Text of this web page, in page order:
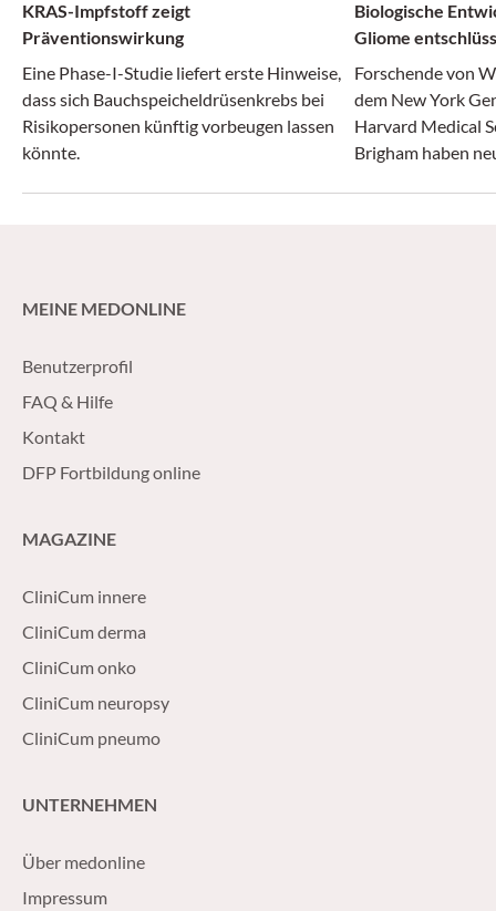
KRAS-Impfstoff zeigt
Präventionswirkung
Eine Phase-I-Studie liefert erste Hinweise,
dass sich Bauchspeicheldrüsenkrebs bei
Risikopersonen künftig vorbeugen lassen
könnte.
Biologische
Gliome
Forschende von
dem New York
Harvard Medical
Brigham haben
MEINE MEDONLINE
Benutzerprofil
FAQ & Hilfe
Kontakt
DFP Fortbildung online
MAGAZINE
CliniCum innere
CliniCum derma
CliniCum onko
CliniCum neuropsy
CliniCum pneumo
UNTERNEHMEN
Über medonline
Impressum